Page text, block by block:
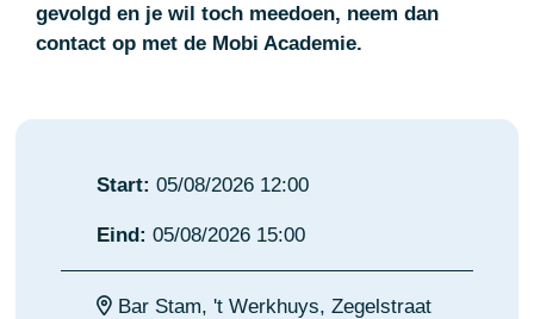
gevolgd en je wil toch meedoen, neem dan
contact op met de Mobi Academie.
Start: 05/08/2026 12:00
Eind: 05/08/2026 15:00
Bar Stam, 't Werkhuys, Zegelstraat